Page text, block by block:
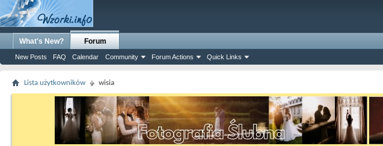
What's New? Forum
New Posts FAQ Calendar Community Forum Actions Quick Links
Lista użytkowników wisia